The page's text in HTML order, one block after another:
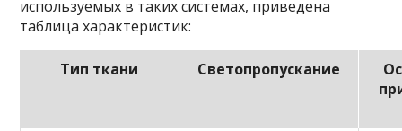
используемых в таких системах, приведена
таблица характеристик:
Тип ткани Светопропускание